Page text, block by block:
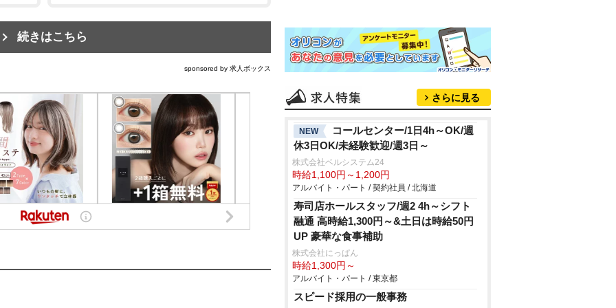
続きはこちら
sponsored by 求人ボックス
さらに見る
NEW
コールセンター/1日4h～OK/週
休3日OK/未経験歓迎/週3日～
株式会社ベルシステム24
時給1,100円～1,200円
アルバイト・パート / 契約社員 / 北海道
寿司店ホールスタッフ/週2 4h～シフト
融通 高時給1,300円～&土日は時給50円
UP 豪華な食事補助
株式会社にっぱん
時給1,300円～
アルバイト・パート / 東京都
スピード採用の一般事務